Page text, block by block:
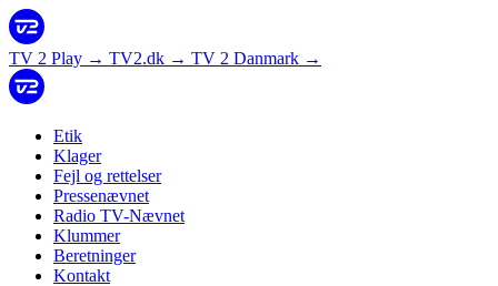
TV 2 Play → TV2.dk → TV 2 Danmark →
Etik
Klager
Fejl og rettelser
Pressenævnet
Radio TV-Nævnet
Klummer
Beretninger
Kontakt